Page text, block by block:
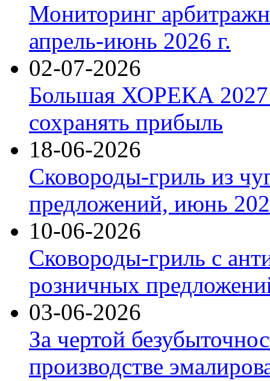
Мониторинг
апрель-июнь 2026 г.
02-07-2026
Большая ХОРЕКА 2027:
сохранять прибыль
18-06-2026
Сковороды-гриль из
предложений, июнь
10-06-2026
Сковороды-гриль с
розничных
03-06-2026
За чертой
производстве